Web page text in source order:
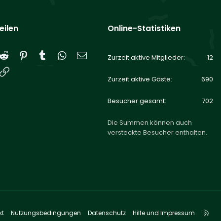
Reddit Pinterest
Tumblr WhatsApp
E-Mail
Online-Statistiken
Zurzeit aktive Mitglieder 12
Zurzeit aktive Gäste 690
Besucher gesamt 702
Die Summen können auch
versteckte Besucher enthalten.
Nutzungsbedingungen Datenschutz Hilfe und Impressum
R